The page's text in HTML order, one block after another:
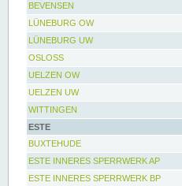
BEVENSEN
LÜNEBURG OW
LÜNEBURG UW
OSLOSS
UELZEN OW
UELZEN UW
WITTINGEN
ESTE
BUXTEHUDE
ESTE INNERES SPERRWERK AP
ESTE INNERES SPERRWERK BP